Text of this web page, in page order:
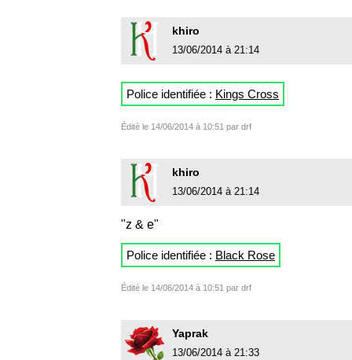
khiro
13/06/2014 à 21:14
Police identifiée : Kings Cross
Édité le 14/06/2014 à 10:51 par drf
khiro
13/06/2014 à 21:14
"z & e"
Police identifiée : Black Rose
Édité le 14/06/2014 à 10:51 par drf
Yaprak
13/06/2014 à 21:33